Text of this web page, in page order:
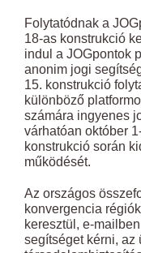
Image
Folytatódnak a
18-as konstrukció
indul a JOGpontok
anonim jogi
15. konstrukció
különböző
számára ingyenes
várhatóan október
konstrukció során
működését.
Az országos
konvergencia
keresztül, e-
segítséget kérni, az